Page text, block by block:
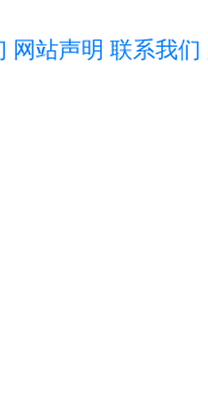
网站声明 联系我们